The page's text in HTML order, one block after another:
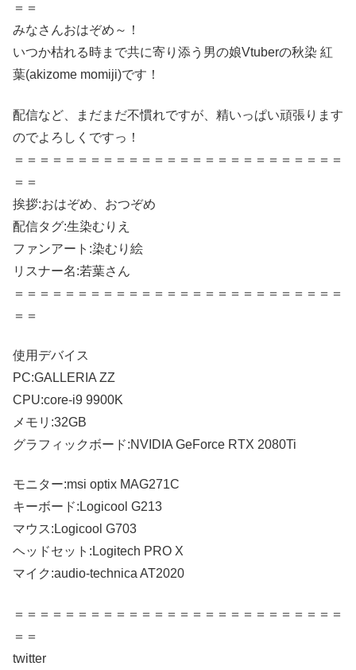
＝＝
みなさんおはぞめ～！
いつか枯れる時まで共に寄り添う男の娘Vtuberの秋染 紅
葉(akizome momiji)です！
配信など、まだまだ不慣れですが、精いっぱい頑張ります
のでよろしくですっ！
＝＝＝＝＝＝＝＝＝＝＝＝＝＝＝＝＝＝＝＝＝＝＝＝＝＝
＝＝
挨拶:おはぞめ、おつぞめ
配信タグ:生染むりえ
ファンアート:染むり絵
リスナー名:若葉さん
＝＝＝＝＝＝＝＝＝＝＝＝＝＝＝＝＝＝＝＝＝＝＝＝＝＝
＝＝
使用デバイス
PC:GALLERIA ZZ
CPU:core-i9 9900K
メモリ:32GB
グラフィックボード:NVIDIA GeForce RTX 2080Ti
モニター:msi optix MAG271C
キーボード:Logicool G213
マウス:Logicool G703
ヘッドセット:Logitech PRO X
マイク:audio-technica AT2020
＝＝＝＝＝＝＝＝＝＝＝＝＝＝＝＝＝＝＝＝＝＝＝＝＝＝
＝＝
twitter